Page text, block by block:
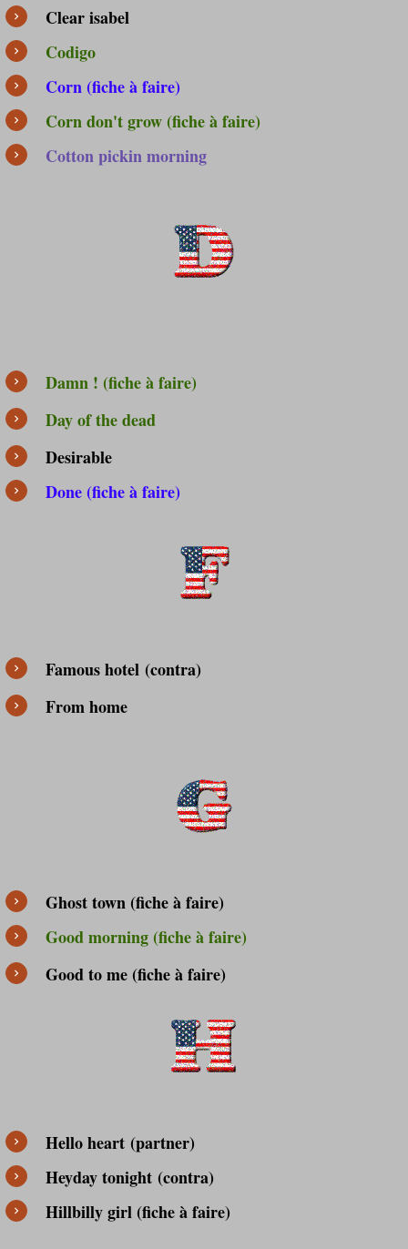
Clear isabel
Codigo
Corn (fiche à faire)
Corn don't grow (fiche à faire)
Cotton pickin morning
Damn ! (fiche à faire)
Day of the dead
Desirable
Done (fiche à faire)
Famous hotel (contra)
From home
Ghost town (fiche à faire)
Good morning (fiche à faire)
Good tome (fiche à faire)
Hello heart (partner)
Heyday tonight (contra)
Hillbilly girl (fiche à faire)